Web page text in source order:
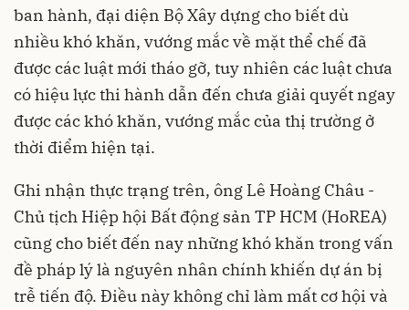
ban hành, đại diện Bộ Xây dựng cho biết dù
nhiều khó khăn, vướng mắc về mặt thể chế đã
được các luật mới tháo gỡ, tuy nhiên các luật chưa
có hiệu lực thi hành dẫn đến chưa giải quyết ngay
được các khó khăn, vướng mắc của thị trường ở
thời điểm hiện tại.
Ghi nhận thực trạng trên, ông Lê Hoàng Châu -
Chủ tịch Hiệp hội Bất động sản TP HCM (HoREA)
cũng cho biết đến nay những khó khăn trong vấn
đề pháp lý là nguyên nhân chính khiến dự án bị
trễ tiến độ. Điều này không chỉ làm mất cơ hội và